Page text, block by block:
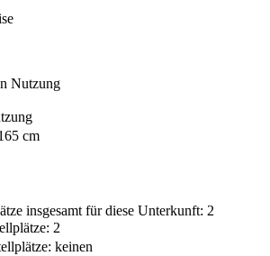
Nutzung
cm
insgesamt für diese Unterkunft: 2
2
keinen